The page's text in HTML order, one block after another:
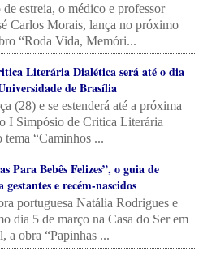
estreia, o médico e professor
Carlos Morais, lança no próximo
“Roda Vida, Memóri...
Literária Dialética será até o dia
de Brasília
(28) e se estenderá até a próxima
I Simpósio de Critica Literária
“Caminhos ...
Para Bebês Felizes”, o guia de
e recém-nascidos
portuguesa Natália Rodrigues e
dia 5 de março na Casa do Ser em
a obra “Papinhas ...